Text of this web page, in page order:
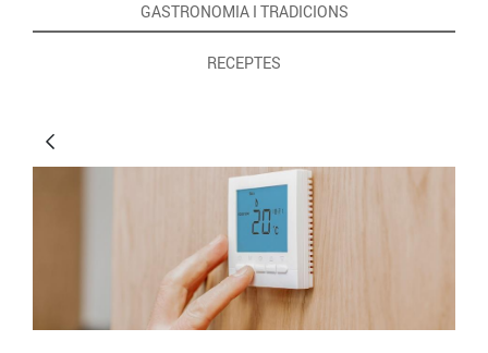
GASTRONOMIA I TRADICIONS
RECEPTES